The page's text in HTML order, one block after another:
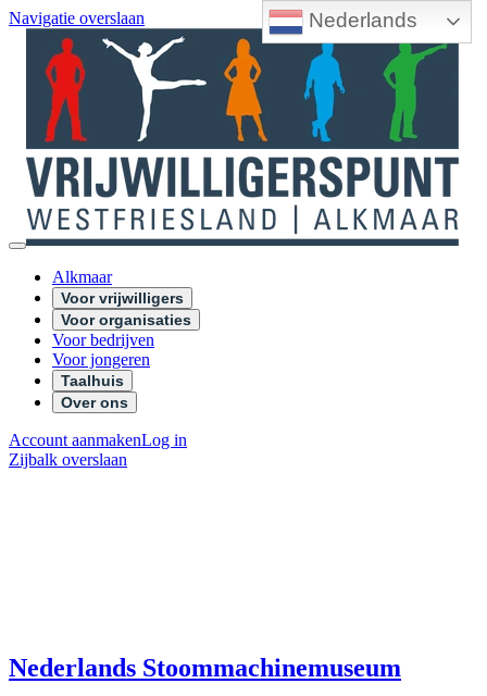
Nederlands
Navigatie overslaan
Alkmaar
Voor vrijwilligers
Voor organisaties
Voor bedrijven
Voor jongeren
Taalhuis
Over ons
Account aanmakenLog in
Zijbalk overslaan
Nederlands Stoommachinemuseum